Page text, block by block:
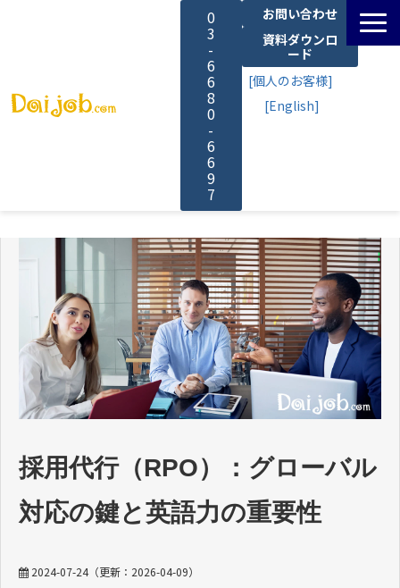
0
3
-
6
6
8
0
-
6
6
9
7
お問い合わせ
資料ダウンロ
ード
[個人のお客様]
[English]
サービス一覧
よくあるご質問
導入事例
採用代行（RPO）：グローバル
対応の鍵と英語力の重要性
2024-07-24（更新： 2026-04-09）